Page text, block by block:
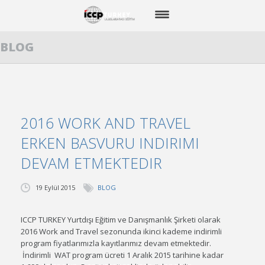
ANA SAYFA
DİL EĞİTİMİ
BİZE ULAŞIN
BLOG
2016 WORK AND TRAVEL
ERKEN BASVURU INDIRIMI
DEVAM ETMEKTEDIR
19 Eylül 2015 BLOG
ICCP TURKEY Yurtdışı Eğitim ve Danışmanlık Şirketi olarak
2016 Work and Travel sezonunda ikinci kademe indirimli
program fiyatlarımızla kayıtlarımız devam etmektedir.
İndirimli WAT program ücreti 1 Aralık 2015 tarihine kadar